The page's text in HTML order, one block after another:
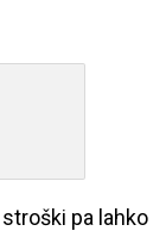
pa lahko